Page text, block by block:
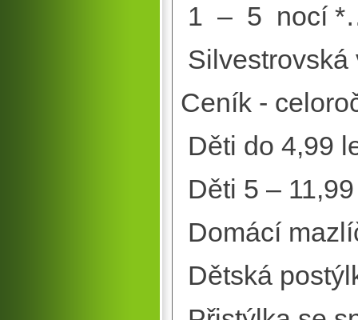
1 – 5 nocí
Ceník -
Děti do
Děti 5 –
Domácí
Dětská